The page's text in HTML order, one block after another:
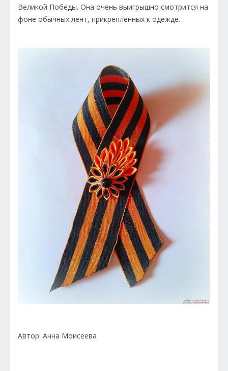
Великой Победы. Она очень выигрышно смотрится на
фоне обычных лент, прикрепленных к одежде.
Автор: Анна Моисеева